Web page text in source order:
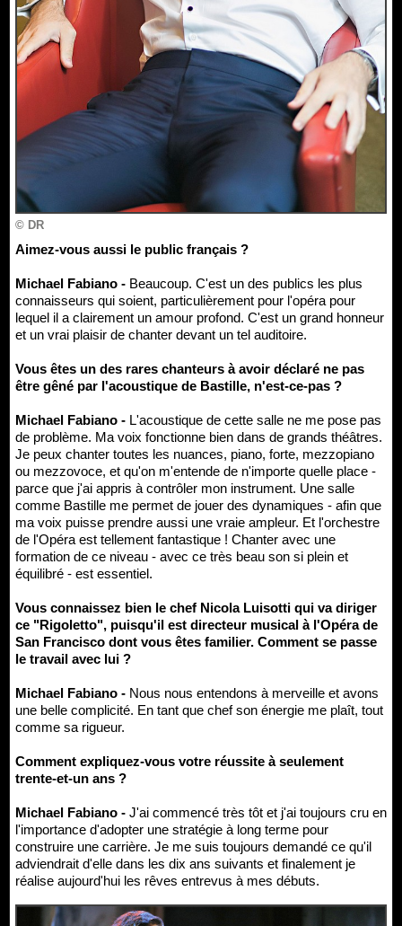
© DR
Aimez-vous aussi le public français ?
Michael Fabiano - Beaucoup. C'est un des publics les plus
connaisseurs qui soient, particulièrement pour l'opéra pour
lequel il a clairement un amour profond. C'est un grand honneur
et un vrai plaisir de chanter devant un tel auditoire.
Vous êtes un des rares chanteurs à avoir déclaré ne pas
être gêné par l'acoustique de Bastille, n'est-ce-pas ?
Michael Fabiano - L'acoustique de cette salle ne me pose pas
de problème. Ma voix fonctionne bien dans de grands théâtres.
Je peux chanter toutes les nuances, piano, forte, mezzopiano
ou mezzovoce, et qu'on m'entende de n'importe quelle place -
parce que j'ai appris à contrôler mon instrument. Une salle
comme Bastille me permet de jouer des dynamiques - afin que
ma voix puisse prendre aussi une vraie ampleur. Et l'orchestre
de l'Opéra est tellement fantastique ! Chanter avec une
formation de ce niveau - avec ce très beau son si plein et
équilibré - est essentiel.
Vous connaissez bien le chef Nicola Luisotti qui va diriger
ce "Rigoletto", puisqu'il est directeur musical à l'Opéra de
San Francisco dont vous êtes familier. Comment se passe
le travail avec lui ?
Michael Fabiano - Nous nous entendons à merveille et avons
une belle complicité. En tant que chef son énergie me plaît, tout
comme sa rigueur.
Comment expliquez-vous votre réussite à seulement
trente-et-un ans ?
Michael Fabiano - J'ai commencé très tôt et j'ai toujours cru en
l'importance d'adopter une stratégie à long terme pour
construire une carrière. Je me suis toujours demandé ce qu'il
adviendrait d'elle dans les dix ans suivants et finalement je
réalise aujourd'hui les rêves entrevus à mes débuts.